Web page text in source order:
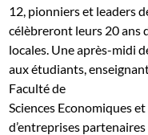
12, pionniers et leaders
célèbreront leurs 20 ans
locales. Une après-midi
aux étudiants,
Faculté de
Sciences Economiques
d’entreprises